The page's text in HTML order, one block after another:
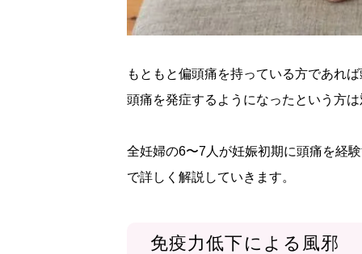
もともと偏頭痛を持っている方であれ
頭痛を発症するようになったという方
全妊婦の6〜7人が妊娠初期に頭痛を経
で詳しく解説していきます。
免疫力低下による風邪